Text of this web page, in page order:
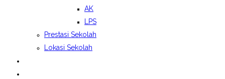
AK
LPS
Prestasi Sekolah
Lokasi Sekolah